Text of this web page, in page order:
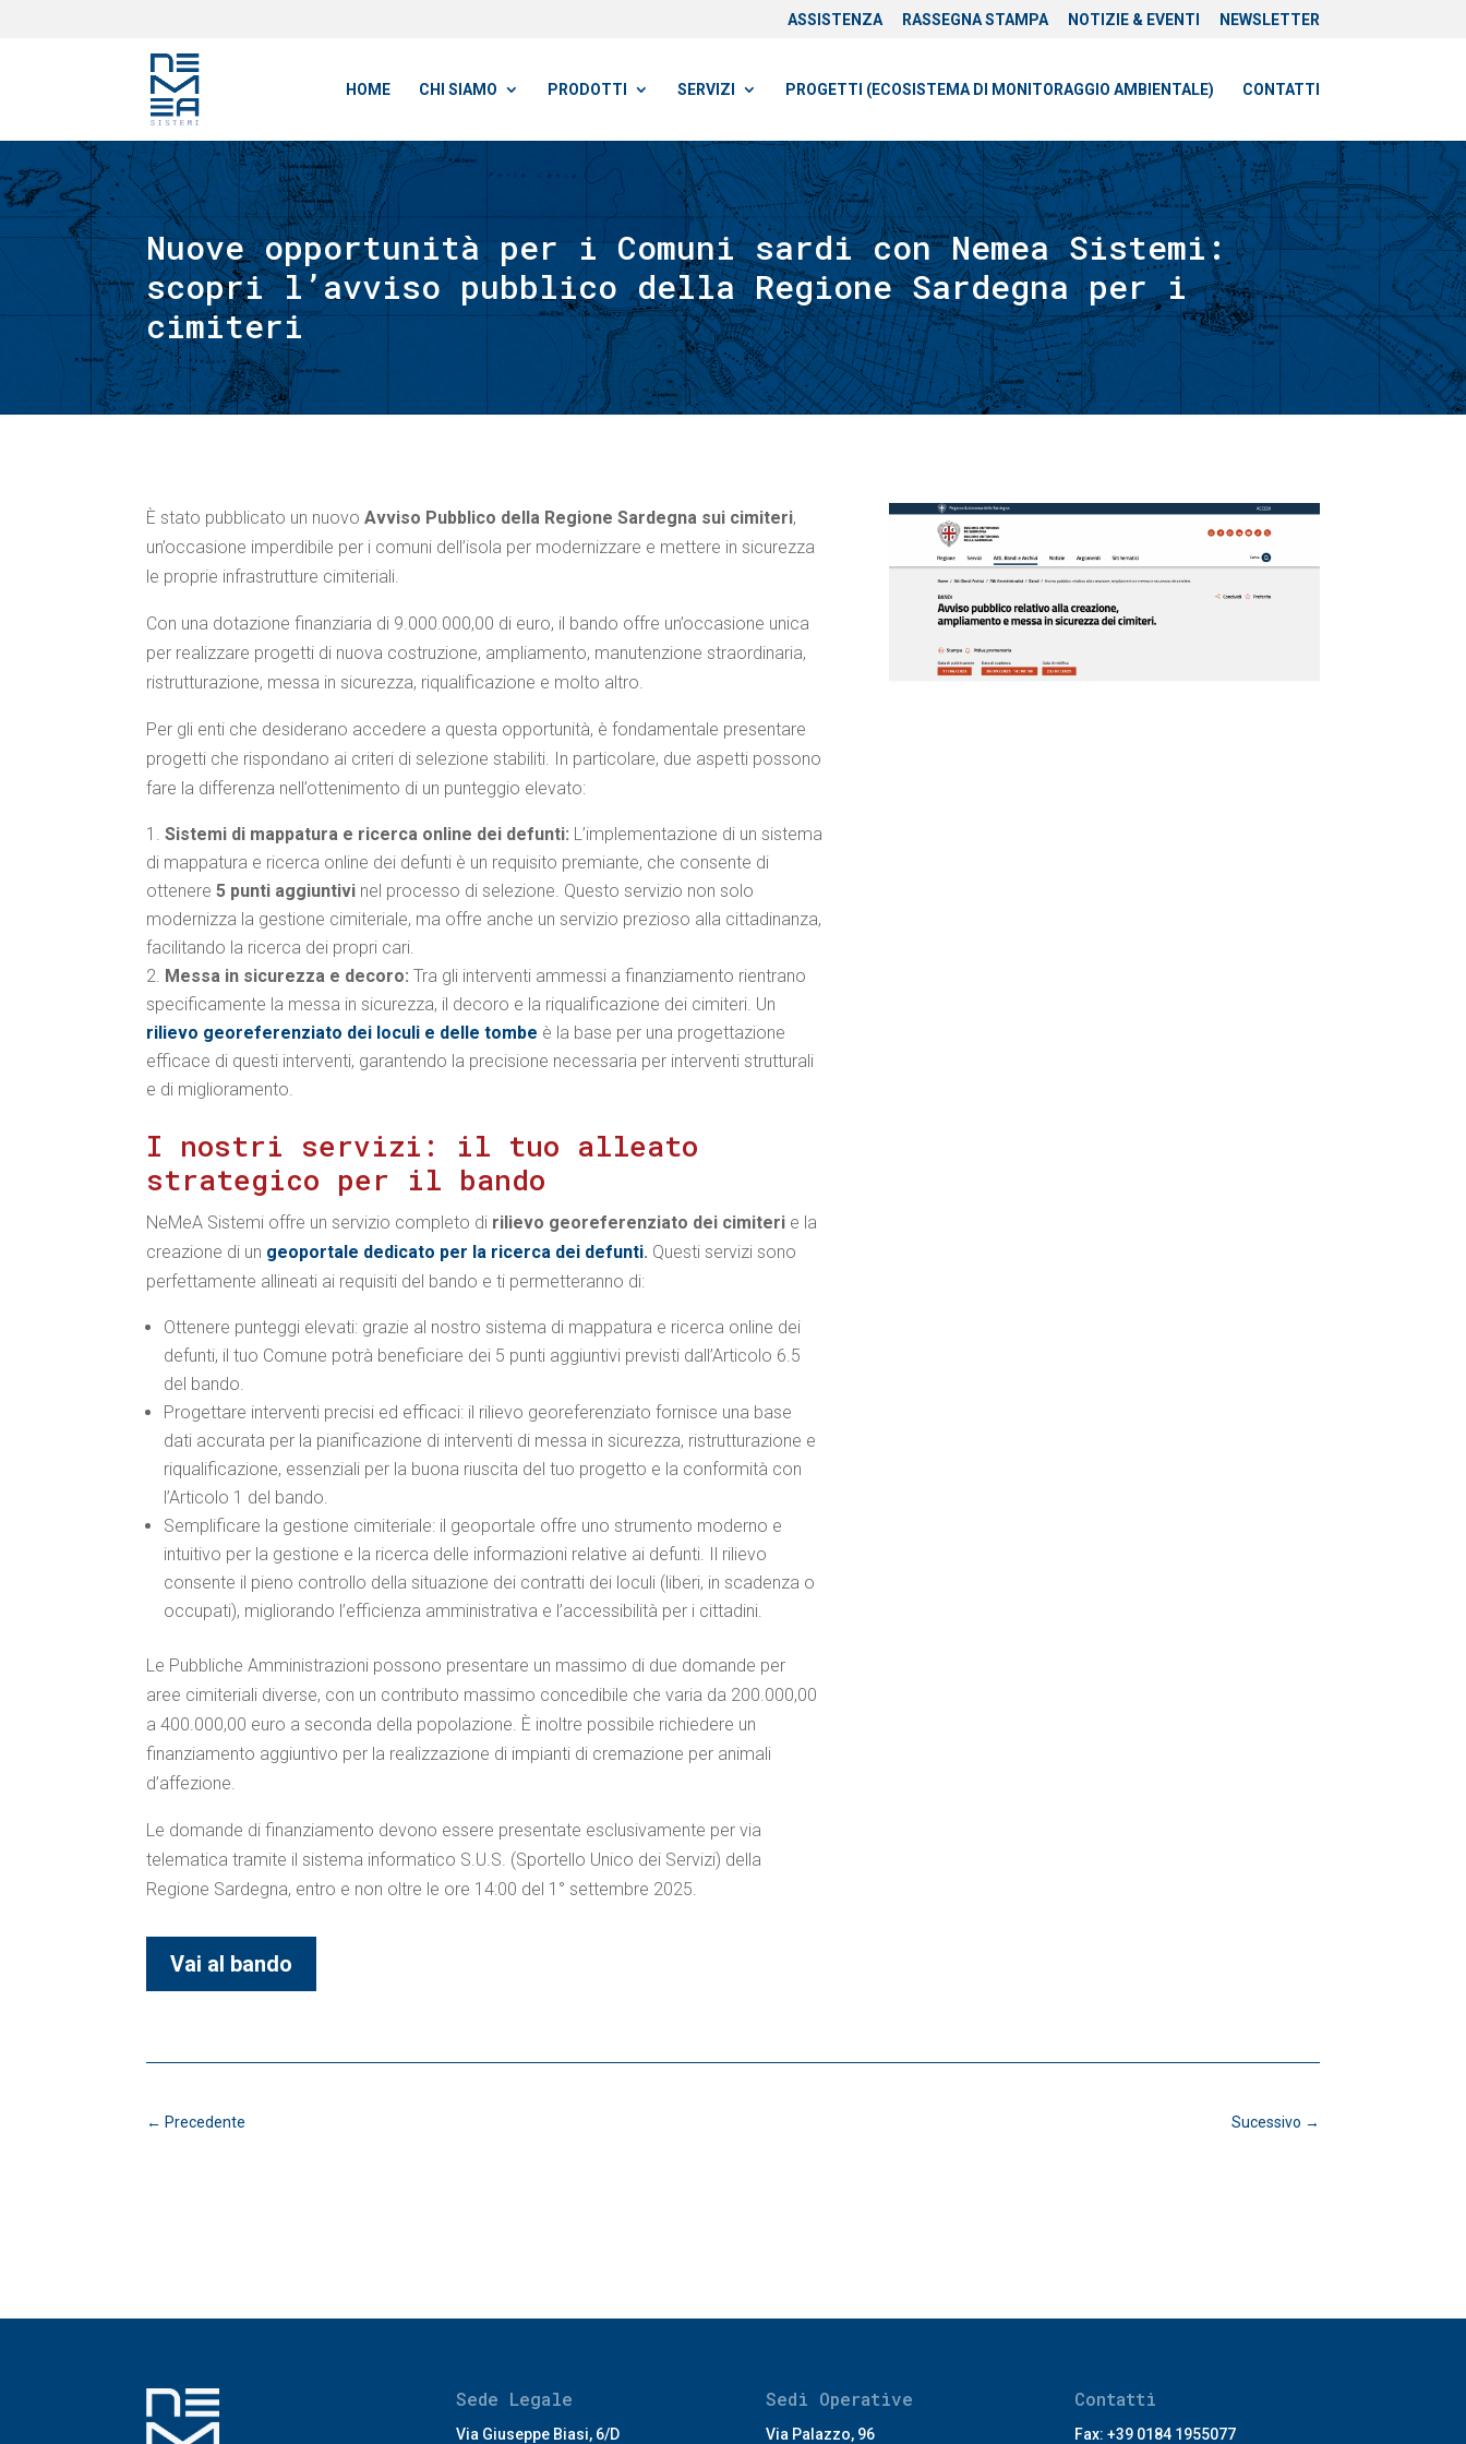
ASSISTENZA RASSEGNA STAMPA NOTIZIE & EVENTI NEWSLETTER
HOME CHI SIAMO PRODOTTI SERVIZI PROGETTI (ECOSISTEMA DI MONITORAGGIO AMBIENTALE) CONTATTI
Nuove opportunità per i Comuni sardi con Nemea Sistemi:
scopri l’avviso pubblico della Regione Sardegna per i
cimiteri
È stato pubblicato un nuovoAvviso Pubblico della Regione Sardegna sui cimiteri,
un’occasione imperdibile per i comuni dell’isola per modernizzare e mettere in sicurezza
le proprie infrastrutture cimiteriali.
Con una dotazione finanziaria di 9.000.000,00 di euro, il bando offre un’occasione unica
per realizzare progetti di nuova costruzione, ampliamento, manutenzione straordinaria,
ristrutturazione, messa in sicurezza, riqualificazione e molto altro.
Per gli enti che desiderano accedere a questa opportunità, è fondamentale presentare
progetti che rispondano ai criteri di selezione stabiliti. In particolare, due aspetti possono
fare la differenza nell’ottenimento di un punteggio elevato:
Sistemi di mappatura e ricerca online dei defunti: L’implementazione di un sistema
di mappatura e ricerca online dei defunti è un requisito premiante, che consente di
ottenere5 punti aggiuntivi nel processo di selezione. Questo servizio non solo
modernizza la gestione cimiteriale, ma offre anche un servizio prezioso alla cittadinanza,
facilitando la ricerca dei propri cari.
Messa in sicurezza e decoro: Tra gli interventi ammessi a finanziamento rientrano
specificamente la messa in sicurezza, il decoro e la riqualificazione dei cimiteri. Un
rilievo georeferenziato dei loculi e delle tombe è la base per una progettazione
efficace di questi interventi, garantendo la precisione necessaria per interventi strutturali
e di miglioramento.
I nostri servizi: il tuo alleato
strategico per il bando
NeMeA Sistemi offre un servizio completo di rilievo georeferenziato dei cimiteri e la
creazione di un geoportale dedicato per la ricerca dei defunti. Questi servizi sono
perfettamente allineati ai requisiti del bando e ti permetteranno di:
Ottenere punteggi elevati: grazie al nostro sistema di mappatura e ricerca online dei
defunti, il tuo Comune potrà beneficiare dei 5 punti aggiuntivi previsti dall’Articolo 6.5
del bando.
Progettare interventi precisi ed efficaci: il rilievo georeferenziato fornisce una base
dati accurata per la pianificazione di interventi di messa in sicurezza, ristrutturazione e
riqualificazione, essenziali per la buona riuscita del tuo progetto e la conformità con
l’Articolo 1 del bando.
Semplificare la gestione cimiteriale: il geoportale offre uno strumento moderno e
intuitivo per la gestione e la ricerca delle informazioni relative ai defunti. Il rilievo
consente il pieno controllo della situazione dei contratti dei loculi (liberi, in scadenza o
occupati), migliorando l’efficienza amministrativa e l’accessibilità per i cittadini.
Le Pubbliche Amministrazioni possono presentare un massimo di due domande per
aree cimiteriali diverse, con un contributo massimo concedibile che varia da 200.000,00
a 400.000,00 euro a seconda della popolazione. È inoltre possibile richiedere un
finanziamento aggiuntivo per la realizzazione di impianti di cremazione per animali
d’affezione.
Le domande di finanziamento devono essere presentate esclusivamente per via
telematica tramite il sistema informatico S.U.S. (Sportello Unico dei Servizi) della
Regione Sardegna, entro e non oltre le ore 14:00 del 1° settembre 2025.
Vai al bando
← Precedente Sucessivo →
Sede Legale
Via Giuseppe Biasi, 6/D
Sedi Operative
Via Palazzo, 96
Contatti
Fax: +39 0184 1955077